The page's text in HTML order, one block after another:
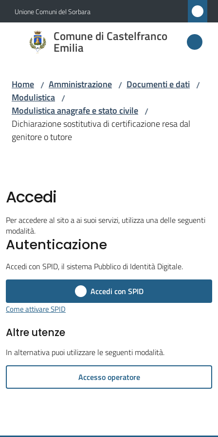
Vai al contenuto
Vai alla navigazione
Vai al footer
Unione Comuni del Sorbara
Comune di Castelfranco
Emilia
Comune di
Castelfranco
Amministrazione
Menu selezionato
Novità
Vivere
Castelfranco
Emilia
Tutti
argomenti...
Seguici
su
Home / Amministrazione / Documenti e dati /
Modulistica /
Modulistica anagrafe e stato civile /
Dichiarazione sostitutiva di certificazione resa dal
genitore o tutore
Accedi
Per accedere al sito a ai suoi servizi, utilizza una delle seguenti
modalità.
Autenticazione
Accedi con SPID, il sistema Pubblico di Identità Digitale.
Accedi con SPID
Come attivare SPID
Altre utenze
In alternativa puoi utilizzare le seguenti modalità.
Accesso operatore